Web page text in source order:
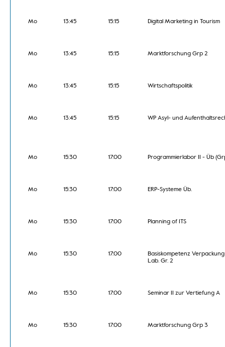
Mo 13:45 15:15 Digital Marketing in Tourism
Mo 13:45 15:15 Marktforschung Grp 2
Mo 13:45 15:15 Wirtschaftspolitik
Mo 13:45 15:15 WP Asyl- und
Mo 15:30 17:00 Programmierlabor II - Üb
Mo 15:30 17:00 ERP-Systeme Üb.
Mo 15:30 17:00 Planning of ITS
Mo 15:30 17:00
Basiskompetenz Verpackung
Lab. Gr. 2
Mo 15:30 17:00 Seminar II zur Vertiefung A
Mo 15:30 17:00 Marktforschung Grp 3